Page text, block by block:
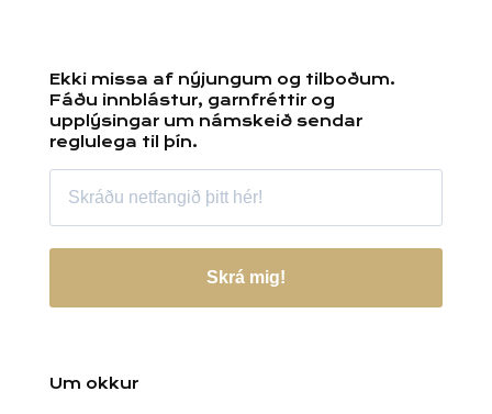
Ekki missa af nýjungum og tilboðum.
Fáðu innblástur, garnfréttir og
upplýsingar um námskeið sendar
reglulega til þín.
Skrá mig!
Um okkur